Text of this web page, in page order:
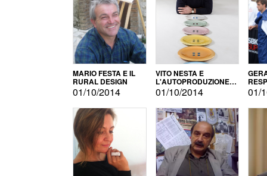
MARIO FESTA E IL
RURAL DESIGN
01/10/2014
VITO NESTA E
L'AUTOPRODUZIONE
COME RECUPERO DEI
SIMBOLI
01/10/2014 01/